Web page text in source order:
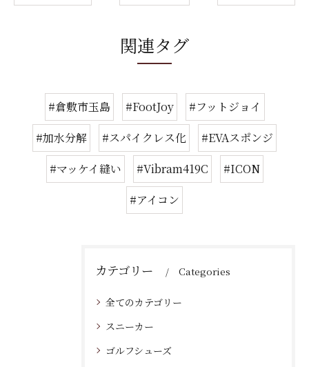
関連タグ
#倉敷市玉島 #FootJoy
#フットジョイ
#加水分解
#スパイクレス化
#EVAスポンジ
#マッケイ縫い
#Vibram419C
#ICON
#アイコン
カテゴリー Categories
全てのカテゴリー
スニーカー
ゴルフシューズ